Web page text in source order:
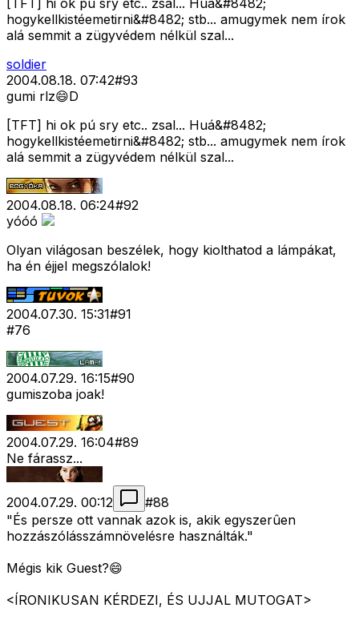
[TFT] hi ok pú sry etc.. zsal... Huá&#8482;
hogykellkistéemetirni&#8482; stb... amugymek nem írok
alá semmit a zügyvédem nélkül szal...
soldier
2004.08.18. 07:42#93
gumi rlz😄D
[TFT] hi ok pú sry etc.. zsal... Huá&#8482;
hogykellkistéemetirni&#8482; stb... amugymek nem írok
alá semmit a zügyvédem nélkül szal...
2004.08.18. 06:24#92
yóóó
Olyan világosan beszélek, hogy kiolthatod a lámpákat,
ha én éjjel megszólalok!
2004.07.30. 15:31#91
#76
2004.07.29. 16:15#90
gumiszoba joak!
2004.07.29. 16:04#89
Ne fárassz...
2004.07.29. 00:12 #88
"És persze ott vannak azok is, akik egyszerûen
hozzászólásszámnövelésre használták."
Mégis kik Guest?😄
<ÍRONIKUSAN KÉRDEZI, ÉS UJJAL MUTOGAT>